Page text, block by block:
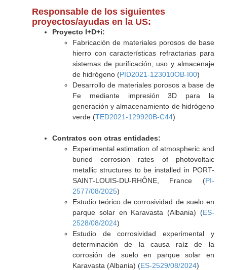
Responsable de los siguientes
proyectos/ayudas en la US:
Proyecto I+D+i:
Fabricación de materiales porosos de base
hierro con características refractarias para
sistemas de purificación, uso y almacenaje
de hidrógeno (PID2021-123010OB-I00)
Desarrollo de materiales porosos a base de
Fe mediante impresión 3D para la
generación y almacenamiento de hidrógeno
verde (TED2021-129920B-C44)
Contratos con otras entidades:
Experimental estimation of atmospheric and
buried corrosion rates of photovoltaic
metallic structures to be installed in PORT-
SAINT-LOUIS-DU-RHÔNE, France (PI-
2577/08/2025)
Estudio teórico de corrosividad de suelo en
parque solar en Karavasta (Albania) (ES-
2528/08/2024)
Estudio de corrosividad experimental y
determinación de la causa raíz de la
corrosión de suelo en parque solar en
Karavasta (Albania) (ES-2529/08/2024)